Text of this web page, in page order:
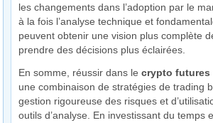
les changements dans l’adoption par le
à la fois l’analyse technique et
peuvent obtenir une vision plus complète
prendre des décisions plus éclairées.
En somme, réussir dans lecrypto futures
une combinaison de stratégies de trading
gestion rigoureuse des risques et
outils d’analyse. En investissant du temps